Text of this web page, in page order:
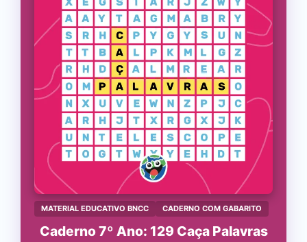
MATERIAL EDUCATIVO BNCC CADERNO COM GABARITO
Caderno 7º Ano: 129 Caça Palavras